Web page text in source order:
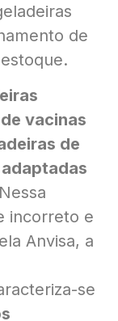
de
vacinas
de
incorreto e
Anvisa, a
se